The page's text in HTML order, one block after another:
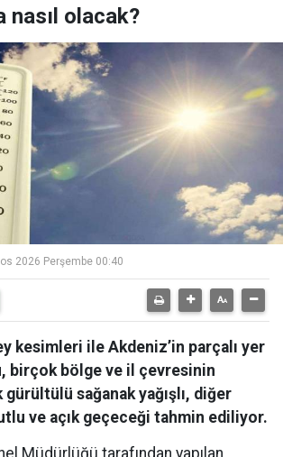
nasıl olacak?
2026 Perşembe 00:40
kesimleri ile Akdeniz’in parçalı yer
birçok bölge ve il çevresinin
gürültülü sağanak yağışlı, diğer
ve açık geçeceği tahmin ediliyor.
Müdürlüğü tarafından yapılan